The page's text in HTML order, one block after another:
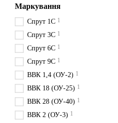
Маркування
Спрут 1С 1
Спрут 3С 1
Спрут 6С 1
Спрут 9С 1
ВВК 1,4 (ОУ-2) 1
ВВК 18 (ОУ-25) 1
ВВК 28 (ОУ-40) 1
ВВК 2 (ОУ-3) 1